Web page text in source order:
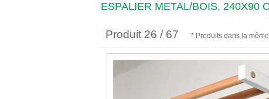
ESPALIER METAL/BOIS, 240X90
Produit 26 / 67 * Produits dans la